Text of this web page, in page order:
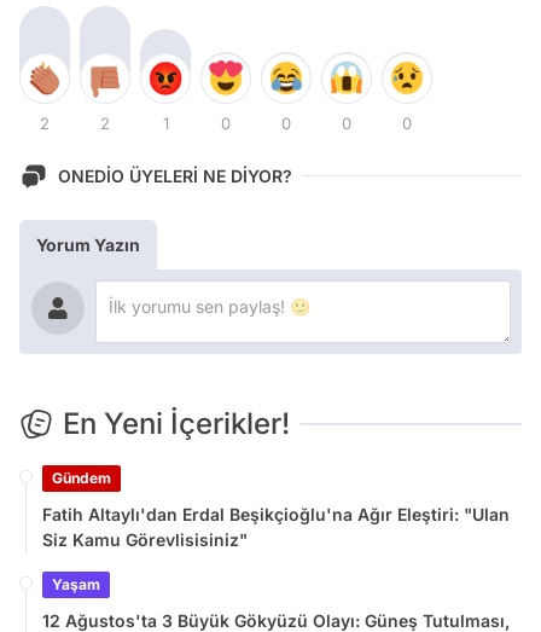
2 2 1 0 0 0 0
ONEDİO ÜYELERİ NE DİYOR?
Yorum Yazın
En Yeni İçerikler!
Gündem
Fatih Altaylı'dan Erdal Beşikçioğlu'na Ağır Eleştiri: "Ulan
Siz Kamu Görevlisisiniz"
Yaşam
12 Ağustos'ta 3 Büyük Gökyüzü Olayı: Güneş Tutulması,